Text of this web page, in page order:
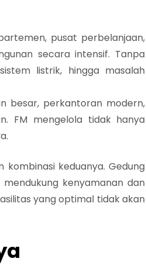
pusat perbelanjaan,
secara intensif. Tanpa
listrik, hingga masalah
besar, perkantoran modern,
FM mengelola tidak hanya
keduanya. Gedung
kenyamanan dan
yang optimal tidak akan